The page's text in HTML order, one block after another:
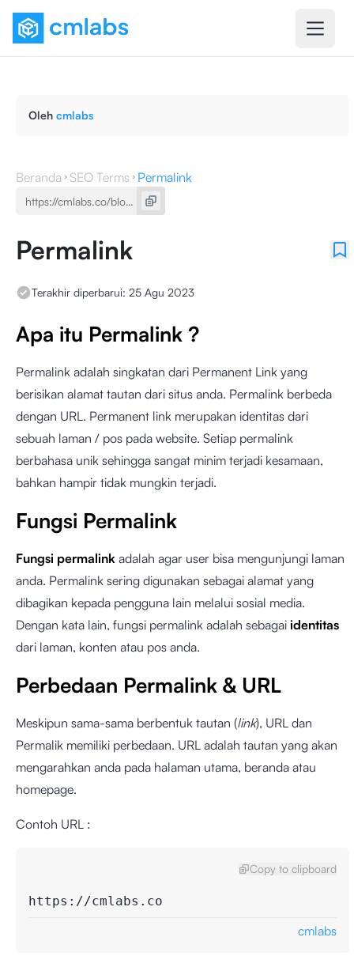
Oleh cmlabs
Beranda SEO Terms Permalink
Permalink
Terakhir diperbarui: 25 Agu 2023
Apa itu Permalink ?
Permalink adalah singkatan dari Permanent Link yang
berisikan alamat tautan dari situs anda. Permalink berbeda
dengan URL. Permanent link merupakan identitas dari
sebuah laman / pos pada website. Setiap permalink
berbahasa unik sehingga sangat minim terjadi kesamaan,
bahkan hampir tidak mungkin terjadi.
Fungsi Permalink
Fungsi permalink adalah agar user bisa mengunjungi laman
anda. Permalink sering digunakan sebagai alamat yang
dibagikan kepada pengguna lain melalui sosial media.
Dengan kata lain, fungsi permalink adalah sebagai identitas
dari laman, konten atau pos anda.
Perbedaan Permalink & URL
Meskipun sama-sama berbentuk tautan (link), URL dan
Permalik memiliki perbedaan. URL adalah tautan yang akan
mengarahkan anda pada halaman utama, beranda atau
homepage.
Contoh URL :
Copy to clipboard
https://cmlabs.co
cmlabs